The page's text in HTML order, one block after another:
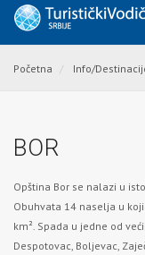
Početna Info/
BOR
Opština Bor se nalazi u
Obuhvata 14 naselja u
km². Spada u jedne od
Despotovac, Boljevac,